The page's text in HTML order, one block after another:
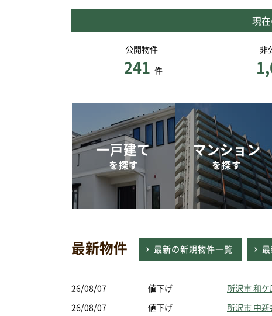
現
公開物件
241 件
非
一戸建て
を探す
マンション
を探す
最新物件 最新の新規物件一覧
26/08/07 値下げ 所沢市 和
26/08/07 値下げ 所沢市 中